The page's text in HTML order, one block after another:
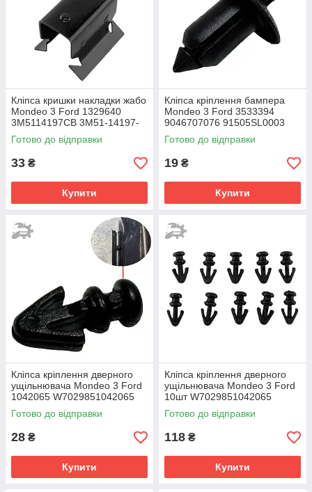
Кліпса кришки накладки жабо
Mondeo 3 Ford 1329640
3M5114197CB 3M51-14197-
CB
Готово до відправки
33 ₴
Купити
Кліпса кріплення бампера
Mondeo 3 Ford 3533394
9046707076 91505SL0003
Готово до відправки
19 ₴
Купити
Кліпса кріплення дверного
ущільнювача Mondeo 3 Ford
1042065 W7029851042065
Готово до відправки
28 ₴
Купити
Кліпса кріплення дверного
ущільнювача Mondeo 3 Ford
10шт W7029851042065
1042065
Готово до відправки
118 ₴
Купити